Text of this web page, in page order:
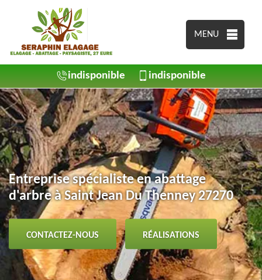
MENU
indisponible indisponible
Entreprise spécialiste en abattage
d'arbre à Saint Jean Du Thenney 27270
CONTACTEZ-NOUS RÉALISATIONS